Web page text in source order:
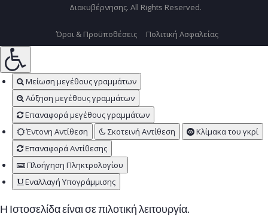
Διακυβέρνησης. All Rights Reserved.
Όροι & Προϋποθέσεις Πολιτική Ασφαλείας
Μείωση μεγέθους γραμμάτων
Αύξηση μεγέθους γραμμάτων
Επαναφορά μεγέθους γραμμάτων
Έντονη Αντίθεση
Σκοτεινή Αντίθεση
Κλίμακα του γκρί
Επαναφορά Αντίθεσης
Πλοήγηση Πληκτρολογίου
Εναλλαγή Υπογράμμισης
Η Ιστοσελίδα είναι σε πιλοτική λειτουργία.